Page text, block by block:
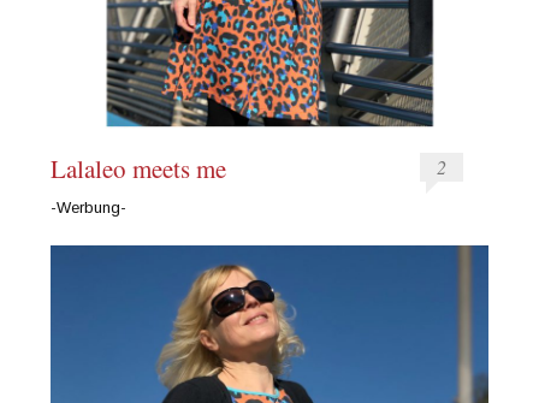
Lalaleo meets me 2
-Werbung-